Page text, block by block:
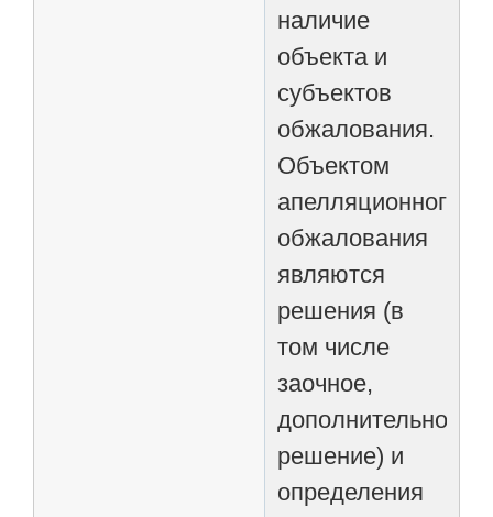
наличие
объекта и
субъектов
обжалования.
Объектом
апелляционного
обжалования
являются
решения (в
том числе
заочное,
дополнительное
решение) и
определения